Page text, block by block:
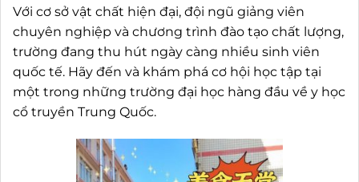
Với cơ sở vật chất hiện đại, đội ngũ giảng viên
chuyên nghiệp và chương trình đào tạo chất lượng,
trường đang thu hút ngày càng nhiều sinh viên
quốc tế. Hãy đến và khám phá cơ hội học tập tại
một trong những trường đại học hàng đầu về y học
cổ truyền Trung Quốc.